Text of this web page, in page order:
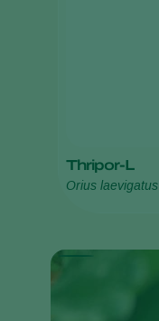
Thripor-L
Orius laevigatus